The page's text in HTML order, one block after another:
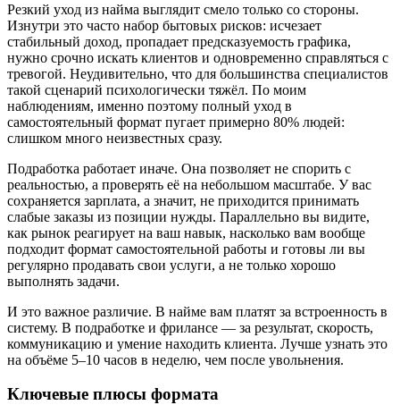
Резкий уход из найма выглядит смело только со стороны.
Изнутри это часто набор бытовых рисков: исчезает
стабильный доход, пропадает предсказуемость графика,
нужно срочно искать клиентов и одновременно справляться с
тревогой. Неудивительно, что для большинства специалистов
такой сценарий психологически тяжёл. По моим
наблюдениям, именно поэтому полный уход в
самостоятельный формат пугает примерно 80% людей:
слишком много неизвестных сразу.
Подработка работает иначе. Она позволяет не спорить с
реальностью, а проверять её на небольшом масштабе. У вас
сохраняется зарплата, а значит, не приходится принимать
слабые заказы из позиции нужды. Параллельно вы видите,
как рынок реагирует на ваш навык, насколько вам вообще
подходит формат самостоятельной работы и готовы ли вы
регулярно продавать свои услуги, а не только хорошо
выполнять задачи.
И это важное различие. В найме вам платят за встроенность в
систему. В подработке и фрилансе — за результат, скорость,
коммуникацию и умение находить клиента. Лучше узнать это
на объёме 5–10 часов в неделю, чем после увольнения.
Ключевые плюсы формата